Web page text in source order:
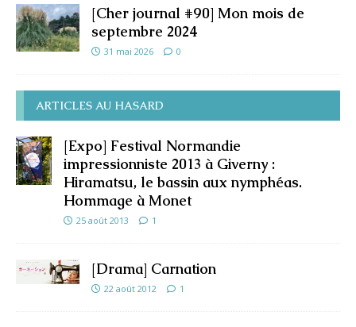
[Cher journal #90] Mon mois de
septembre 2024
31 mai 2026 0
ARTICLES AU HASARD
[Expo] Festival Normandie
impressionniste 2013 à Giverny :
Hiramatsu, le bassin aux nymphéas.
Hommage à Monet
25 août 2013 1
[Drama] Carnation
22 août 2012 1